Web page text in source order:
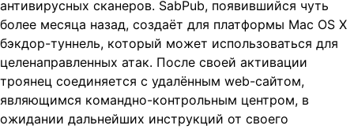
антивирусных сканеров. SabPub, появившийся чуть
более месяца назад, создаёт для платформы Mac OS X
бэкдор-туннель, который может использоваться для
целенаправленных атак. После своей активации
троянец соединяется с удалённым web-сайтом,
являющимся командно-контрольным центром, в
ожидании дальнейших инструкций от своего